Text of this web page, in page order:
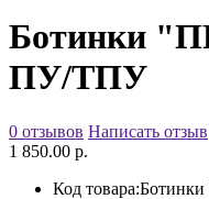
Ботинки
ПУ/ТПУ
0 отзывов Написать отзыв
1 850.00 р.
Код товара: